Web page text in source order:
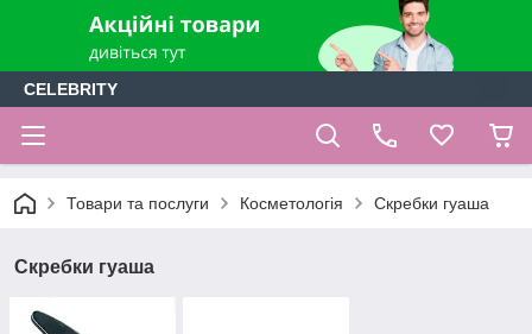
CELEBRITY
Товари та послуги Косметологія Скребки гуаша
Скребки гуаша